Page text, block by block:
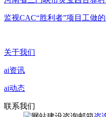
监视CAC“胜利者”项目工做
关于我们
ai资讯
ai动态
联系我们